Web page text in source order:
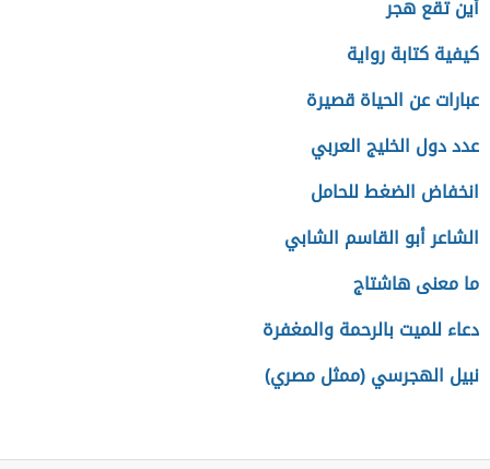
أين تقع هجر
كيفية كتابة رواية
عبارات عن الحياة قصيرة
عدد دول الخليج العربي
انخفاض الضغط للحامل
الشاعر أبو القاسم الشابي
ما معنى هاشتاج
دعاء للميت بالرحمة والمغفرة
نبيل الهجرسي (ممثل مصري)